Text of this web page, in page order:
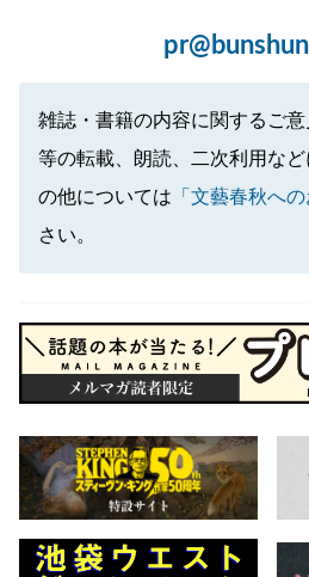
雑誌・書籍の内容に関するご
等の転載、朗読、二次利用な
の他については 「文藝春秋への
さい。